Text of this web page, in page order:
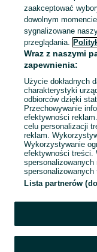
zaakceptować
dowolnym
sygnalizowane
przeglądania.
Wraz z naszymi
zapewnienia:
Użycie dokładnych
charakterystyki
odbiorców dzięki
Przechowywanie
efektywności
celu personalizacji
reklam.
Wykorzystywanie
efektywności treści.
spersonalizowanych
Lista partnerów